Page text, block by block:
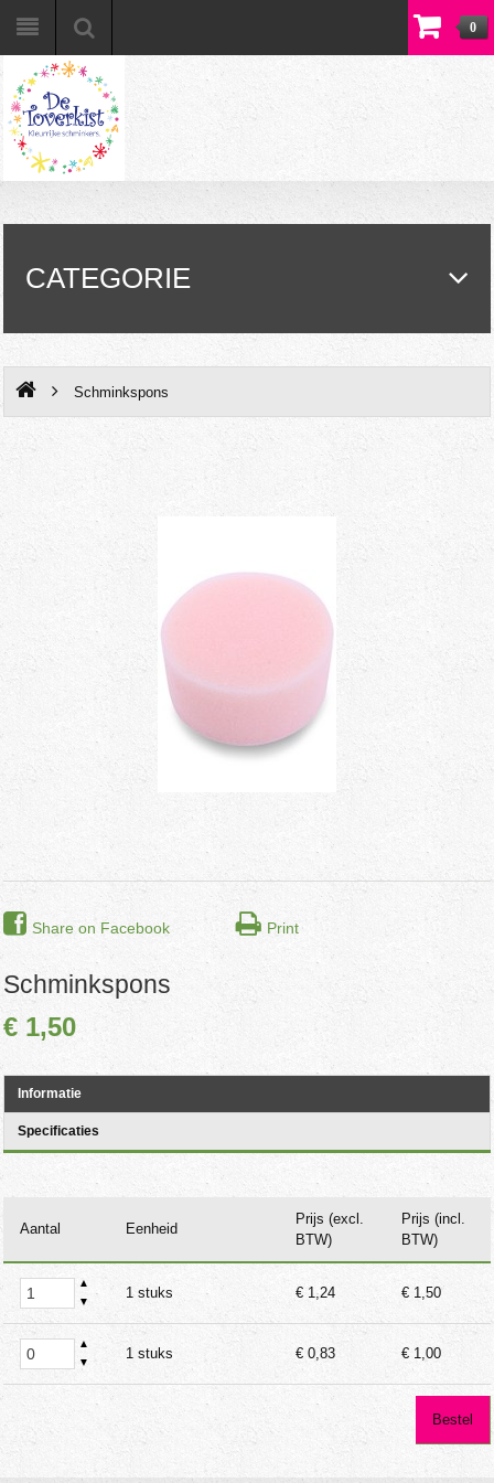
Home
Winkelwagen
Contact
0
CATEGORIE
Schminkspons
Share on Facebook Print
Schminkspons
€ 1,50
Informatie
Specificaties
Aantal Eenheid
Prijs (excl.
BTW)
Prijs (incl.
BTW)
▲
▼
1 stuks € 1,24 € 1,50
▲
▼
1 stuks € 0,83 € 1,00
Bestel